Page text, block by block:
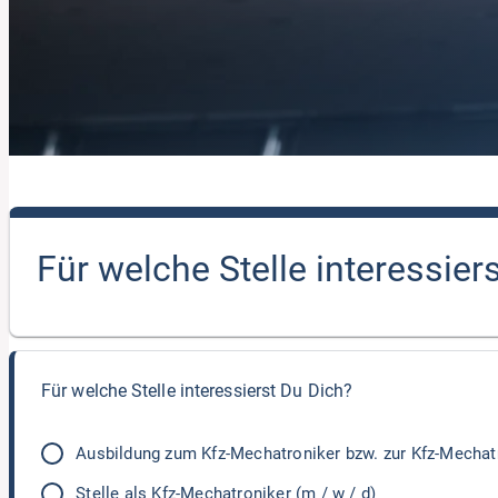
Für welche Stelle
Für welche Stelle interessierst Du Dich?
Ausbildung zum Kfz-Mechatroniker bzw. zur Kfz-
Stelle als Kfz-Mechatroniker (m / w / d)